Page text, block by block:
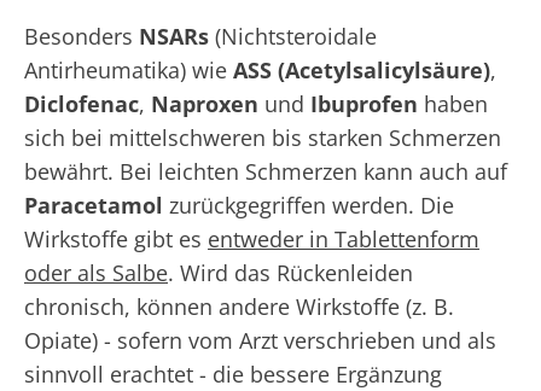
Besonders NSARs (Nichtsteroidale
Antirheumatika) wie ASS (Acetylsalicylsäure),
Diclofenac, Naproxen und Ibuprofen haben
sich bei mittelschweren bis starken Schmerzen
bewährt. Bei leichten Schmerzen kann auch auf
Paracetamol zurückgegriffen werden. Die
Wirkstoffe gibt es entweder in Tablettenform
oder als Salbe. Wird das Rückenleiden
chronisch, können andere Wirkstoffe (z. B.
Opiate) - sofern vom Arzt verschrieben und als
sinnvoll erachtet - die bessere Ergänzung